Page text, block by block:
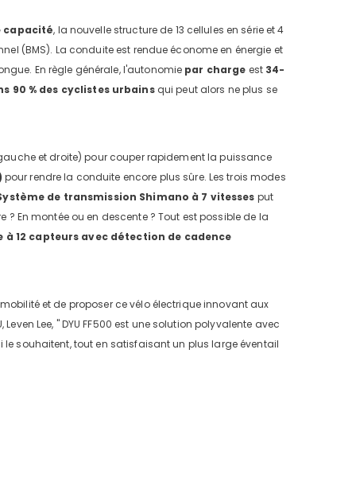
capacité, la nouvelle structure de 13 cellules en série et 4
(BMS). La conduite est rendue économe en énergie et
En règle générale, l'autonomie par charge est 34-
90 % des cyclistes urbains qui peut alors ne plus se
et droite) pour couper rapidement la puissance
pour rendre la conduite encore plus sûre. Les trois modes
de transmission Shimano à 7 vitesses put
En montée ou en descente ? Tout est possible de la
12 capteurs avec détection de cadence
et de proposer ce vélo électrique innovant aux
Lee, " DYU FF500 est une solution polyvalente avec
souhaitent, tout en satisfaisant un plus large éventail